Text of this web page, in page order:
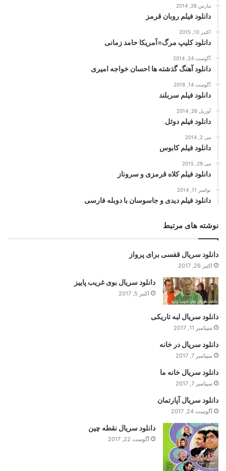
مارس 26, 2014
دانلود فیلم روبان قرمز
اکتبر 10, 2015
دانلود کلیپ مرگ=آمریکا حامد زمانی
آگوست 24, 2014
دانلود آهنگ گذشته ها احسان خواجه امیری
آگوست 14, 2018
دانلود فیلم سربلند
آوریل 26, 2014
دانلود فیلم دوئل
می 2, 2014
دانلود فیلم کابوس
می 29, 2015
دانلود فیلم کلاه قرمزی و سروناز
نوامبر 11, 2014
دانلود فیلم دیدی و جاسوسان با دوبله فارسی
نوشته های مرتبط
دانلود سریال قفسی برای پرواز
اکتبر 26, 2017
دانلود سریال بوی غریب پاییز
اکتبر 5, 2017
دانلود سریال لبه تاریکی
سپتامبر 11, 2017
دانلود سریال در خانه
سپتامبر 7, 2017
دانلود سریال خانه ما
سپتامبر 7, 2017
دانلود سریال آپارتمان
آگوست 24, 2017
دانلود سریال نقطه چین
آگوست 22, 2017